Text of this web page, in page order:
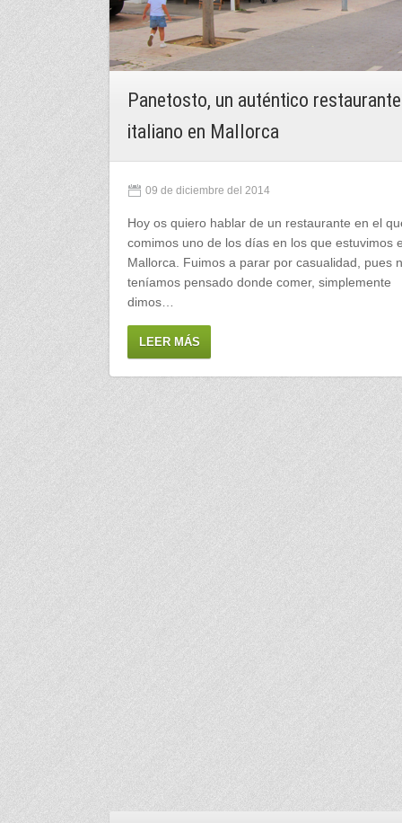
Panetosto, un auténtico restaurante
italiano en Mallorca
09 de diciembre del 2014
Hoy os quiero hablar de un restaurante en el
comimos uno de los días en los que estuvimos
Mallorca. Fuimos a parar por casualidad, pues
teníamos pensado donde comer, simplemente
dimos…
LEER MÁS